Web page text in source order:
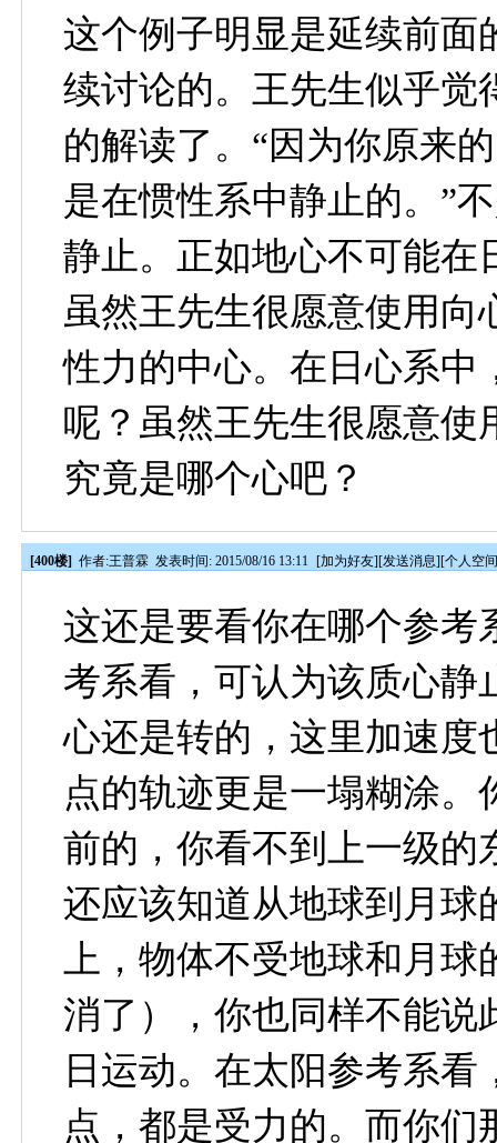
这个例子明显是延续前面
续讨论的。王先生似乎觉
的解读了。“因为你原来
是在惯性系中静止的。”
静止。正如地心不可能在
虽然王先生很愿意使用
性力的中心。在日心系中
呢？虽然王先生很愿意使
究竟是哪个心吧？
[400楼] 作者:王普霖 发表时间: 2015/08/16 13:11 [加为好友][发送消息][个人空
这还是要看你在哪个参考
考系看，可认为该质心静
心还是转的，这里加速度
点的轨迹更是一塌糊涂
前的，你看不到上一级的
还应该知道从地球到月球
上，物体不受地球和月
消了），你也同样不能说
日运动。在太阳参考系
点，都是受力的。而你们